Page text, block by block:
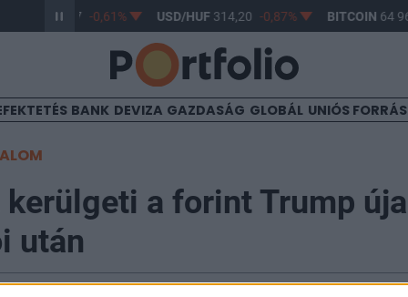
363,17 -0,61% USD/HUF314,20 -0,87% BITCOIN64
BANK DEVIZA GAZDASÁG GLOBÁL UNIÓS
a forint Trump
után